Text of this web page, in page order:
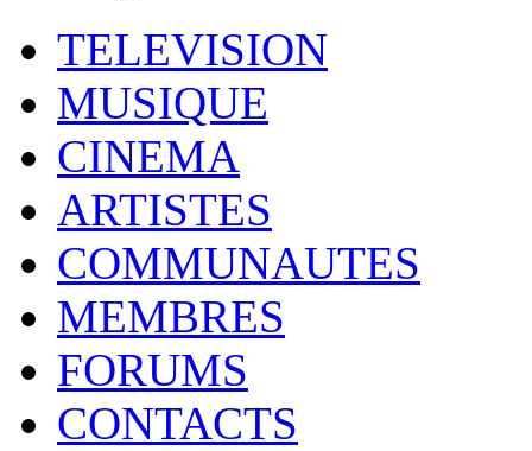
TELEVISION
MUSIQUE
CINEMA
ARTISTES
COMMUNAUTES
MEMBRES
FORUMS
CONTACTS